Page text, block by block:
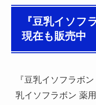
『豆乳イソフ
現在も販売中
『豆乳イソフラボ
乳イソフラボン 薬